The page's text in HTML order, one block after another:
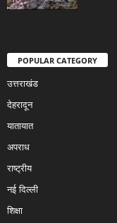
POPULAR CATEGORY
उत्तराखंड
देहरादून
यातायात
अपराध
राष्ट्रीय
नई दिल्ली
शिक्षा